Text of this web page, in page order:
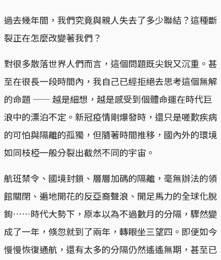
過去幾年間，我們究竟與親人失去了多少聯結？這種斷
裂正在怎麼改變著我們？
對很多散落世界人們而言，這個問題既尖銳又沉重。甚
至在很長一段時間內，我自己已經拒絕去思考這個無解
的命題 —— 越是細想，越是感受到個體命運在時代巨
浪中的漂泊不定。新冠疫情剛爆發時，還只是嗟歎疾病
的可怕與隔離的孤獨，但隨著時間推移，國內外的環境
如同枝椏一般分裂出截然不同的宇宙。
航班禁令、國境封鎖、層層加碼的隔離，毫無辦法的領
館關閉、遍地開花的反亞裔聲浪、開足馬力的全球化脫
鉤……時代大勢下，原本以為不過數月的分隔，驟然變
成了一年，倏忽就到了兩年，轉眼坐三望四。即便如今
慢慢恢復通航，還有太多的分隔仍然遙遙無期，甚至已